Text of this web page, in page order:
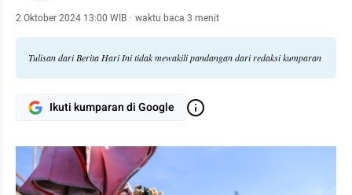
2 Oktober 2024 13:00 WIB · waktu baca 3 menit
Tulisan dari Berita Hari Ini tidak mewakili pandangan dari redaksi kumparan
Ikuti kumparan di Google